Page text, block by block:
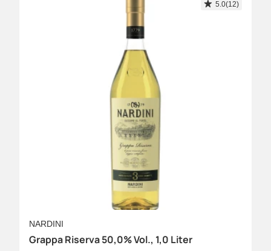
5.0(12)
NARDINI
Grappa Riserva 50,0% Vol., 1,0 Liter